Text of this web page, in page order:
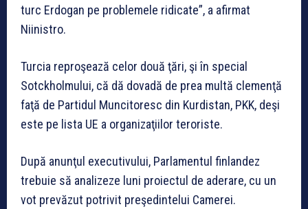
turc Erdogan pe problemele ridicate”, a afirmat
Niinistro.
Turcia reproşează celor două ţări, şi în special
Sotckholmului, că dă dovadă de prea multă clemenţă
faţă de Partidul Muncitoresc din Kurdistan, PKK, deşi
este pe lista UE a organizaţiilor teroriste.
După anunţul executivului, Parlamentul finlandez
trebuie să analizeze luni proiectul de aderare, cu un
vot prevăzut potrivit preşedintelui Camerei.